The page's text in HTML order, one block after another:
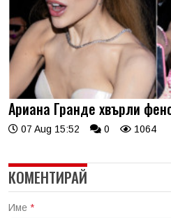
Ариана Гранде хвърли
07 Aug 15:52 0 1064
КОМЕНТИРАЙ
Име *